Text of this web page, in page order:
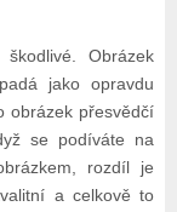
Obrázek
jako opravdu
obrázek přesvědčí
se podíváte na
rozdíl je
a celkově to